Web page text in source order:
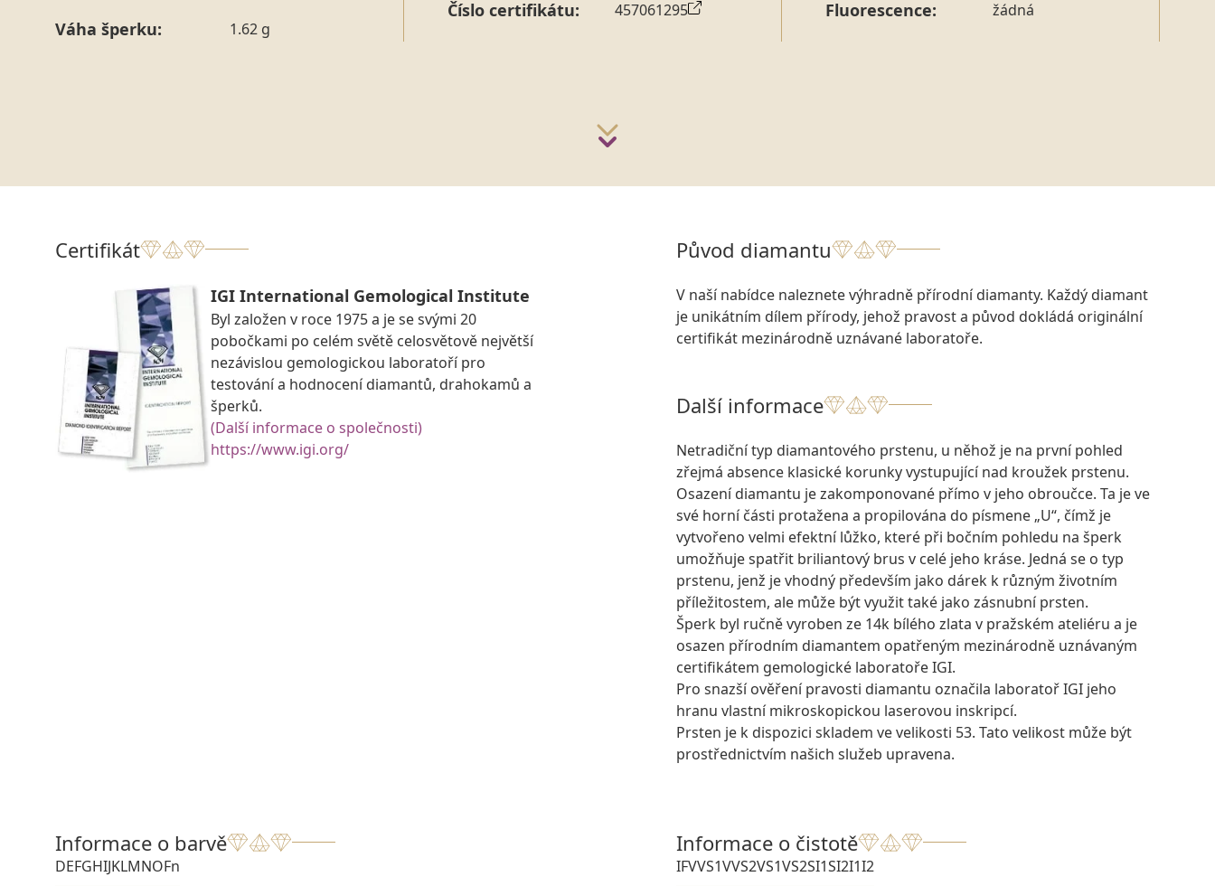
Váha šperku: 1.62 g
Číslo certifikátu: 457061295 Fluorescence: žádná
Certifikát
IGI International Gemological Institute
Byl založen v roce 1975 a je se svými 20
pobočkami po celém světě celosvětově největší
nezávislou gemologickou laboratoří pro
testování a hodnocení diamantů, drahokamů a
šperků.
(Další informace o společnosti)
https://www.igi.org/
Původ diamantu
V naší nabídce naleznete výhradně přírodní diamanty. Každý diamant
je unikátním dílem přírody, jehož pravost a původ dokládá originální
certifikát mezinárodně uznávané laboratoře.
Další informace
Netradiční typ diamantového prstenu, u něhož je na první pohled
zřejmá absence klasické korunky vystupující nad kroužek prstenu.
Osazení diamantu je zakomponované přímo v jeho obroučce. Ta je ve
své horní části protažena a propilována do písmene „U“, čímž je
vytvořeno velmi efektní lůžko, které při bočním pohledu na šperk
umožňuje spatřit briliantový brus v celé jeho kráse. Jedná se o typ
prstenu, jenž je vhodný především jako dárek k různým životním
příležitostem, ale může být využit také jako zásnubní prsten.
Šperk byl ručně vyroben ze 14k bílého zlata v pražském ateliéru a je
osazen přírodním diamantem opatřeným mezinárodně uznávaným
certifikátem gemologické laboratoře IGI.
Pro snazší ověření pravosti diamantu označila laboratoř IGI jeho
hranu vlastní mikroskopickou laserovou inskripcí.
Prsten je k dispozici skladem ve velikosti 53. Tato velikost může být
prostřednictvím našich služeb upravena.
Informace o barvě
DEFGHIJKLMNOFn
Informace o čistotě
IFVVS1VVS2VS1VS2SI1SI2I1I2